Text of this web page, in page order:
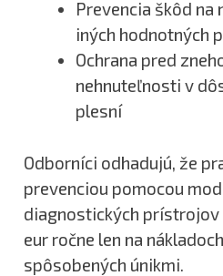
Prevencia škôd na
iných hodnotných
Ochrana pred
nehnuteľnosti v
plesní
Odborníci odhadujú, že
prevenciou pomocou
diagnostických
eur ročne len na
spôsobených únikmi.